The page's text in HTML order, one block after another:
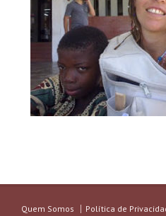
Quem Somos Política de